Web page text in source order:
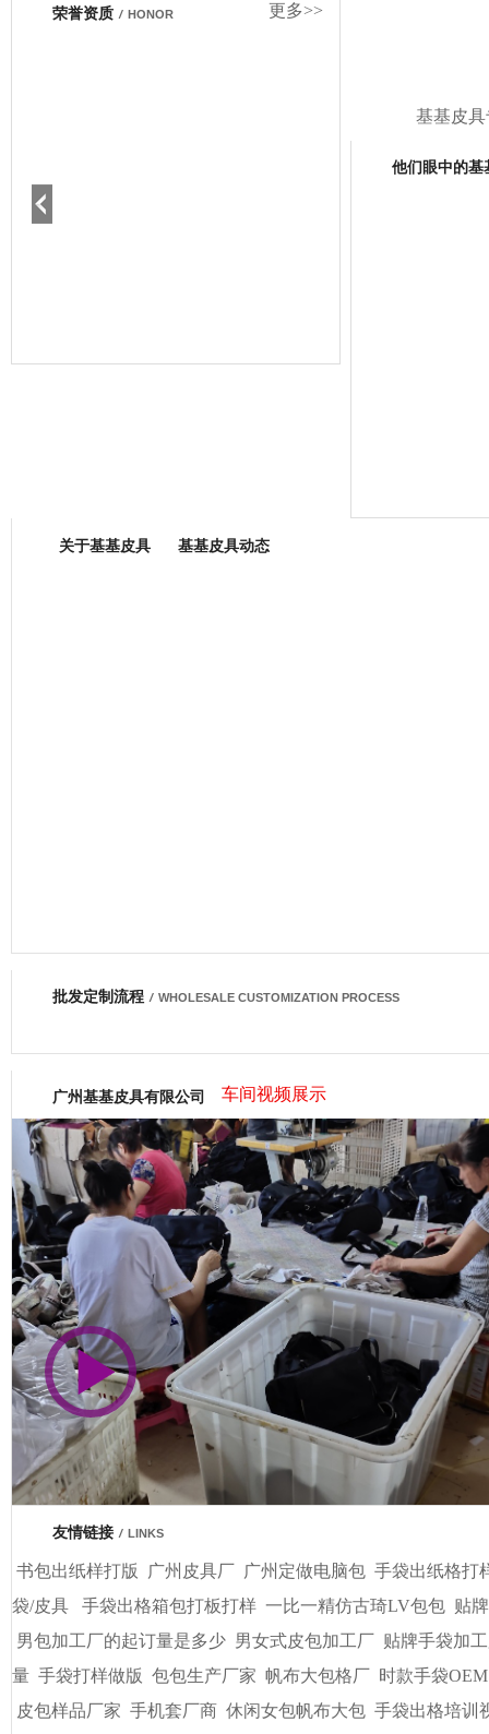
基基皮
更多>>
荣誉资质 / HONOR
网商会会员
市商会会员单位
他们眼中的基
关于基基皮具 基基皮具动态
批发定制流程 / WHOLESALE CUSTOMIZATION PROCESS
广州基基皮具有限公司 车间视频展示
友情链接 / LINKS
书包出纸样打版 广州皮具厂 广州定做电脑包 手袋出纸格打
袋/皮具
手袋出格箱包打板打样 一比一精仿古琦LV包包 贴
男包加工厂的起订量是多少 男女式皮包加工厂 贴牌手袋加
量 手袋打样做版 包包生产厂家 帆布大包格厂 时款手袋OEM
皮包样品厂家 手机套厂商 休闲女包帆布大包 手袋出格培训